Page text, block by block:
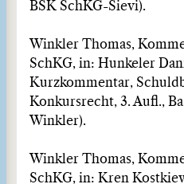
BSK SchKG-Sievi).
Winkler Thomas,
SchKG, in: Hunkeler
Kurzkommentar,
Konkursrecht, 3. Aufl.,
Winkler).
Winkler Thomas,
SchKG, in: Kren